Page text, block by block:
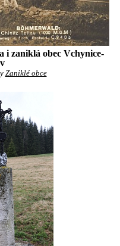
i zaniklá obec Vchynice-
Zaniklé obce